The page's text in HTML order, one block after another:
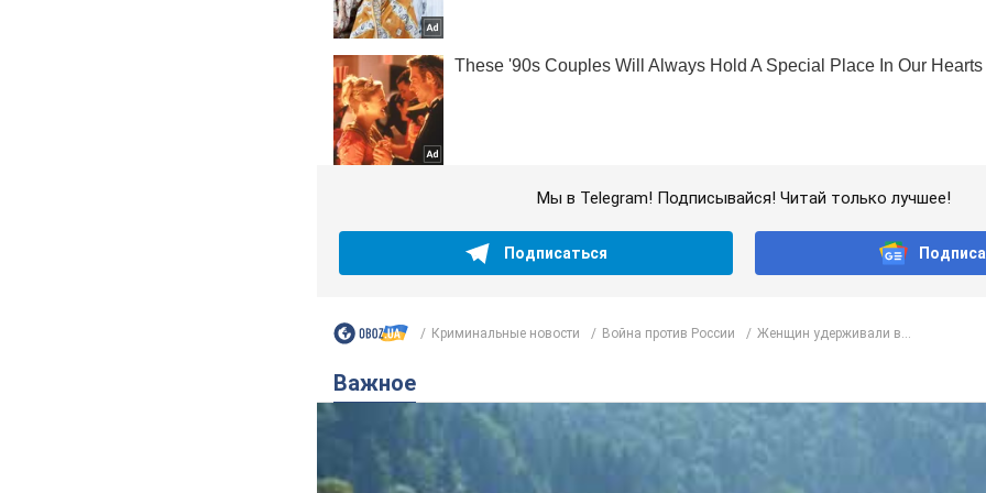
Мы в Telegram! Подписывайся! Читай только лучшее!
Подписаться
Криминальные новости Война против России Женщин удерживали в...
Важное